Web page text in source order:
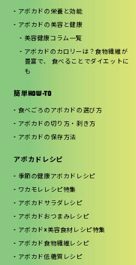
アボカドの栄養と効能
アボカドの美容と健康
美容健康コラム一覧
アボカドのカロリーは？食物繊維が
豊富で、 食べることでダイエットに
も
簡単HOW-TO
食べごろのアボカドの選び方
アボカドの切り方・剥き方
アボカドの保存方法
アボカドレシピ
季節の健康アボカドレシピ
ワカモレレシピ特集
アボカドサラダレシピ
アボカドおつまみレシピ
アボカド×美容食材レシピ特集
アボカド食物繊維レシピ
アボカド低糖質レシピ